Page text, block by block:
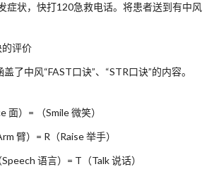
症状，快打120急救电话。将患者送到有中风
的评价
了中风“FAST口诀”、“STR口诀”的内容。
面）= （Smile 微笑）
臂）= R（Raise 举手）
语言）= T（Talk 说话）